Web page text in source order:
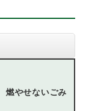
燃やせないごみ